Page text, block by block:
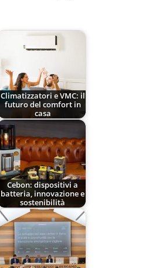
Climatizzatori e VMC: il
futuro del comfort in
casa
Cebon: dispositivi a
batteria, innovazione e
sostenibilità